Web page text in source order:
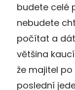
budete celé
nebudete
počítat a
většina
že majitel
poslední